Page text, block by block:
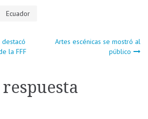
Ecuador
la FFF
Artes escénicas se mostró al
público